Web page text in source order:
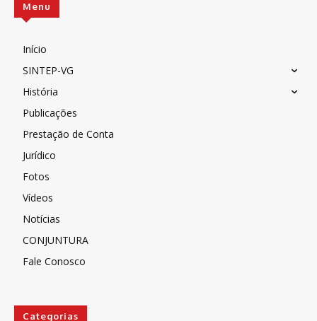
Menu
Início
SINTEP-VG
História
Publicações
Prestação de Conta
Jurídico
Fotos
Vídeos
Notícias
CONJUNTURA
Fale Conosco
Categorias